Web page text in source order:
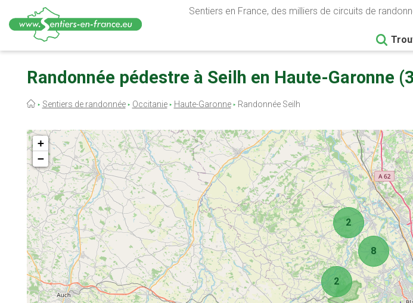
contenu
Sentiers en France, des milliers de circuits de
Randonnée pédestre à Seilh en Haute-Garonne
Fil
Sentiers de randonnée Occitanie Haute-Garonne Randonnée Seilh
2
2
8
+
−